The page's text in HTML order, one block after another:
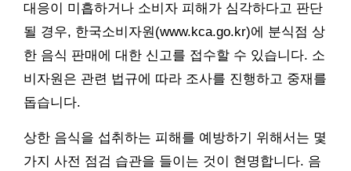
대응이 미흡하거나 소비자 피해가 심각하다고 판단
될 경우, 한국소비자원(www.kca.go.kr)에 분식점 상
한 음식 판매에 대한 신고를 접수할 수 있습니다. 소
비자원은 관련 법규에 따라 조사를 진행하고 중재를
돕습니다.
상한 음식을 섭취하는 피해를 예방하기 위해서는 몇
가지 사전 점검 습관을 들이는 것이 현명합니다. 음